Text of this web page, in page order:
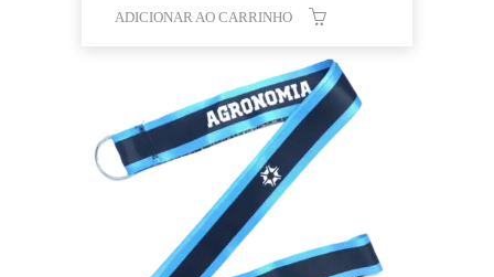
ADICIONAR AO CARRINHO